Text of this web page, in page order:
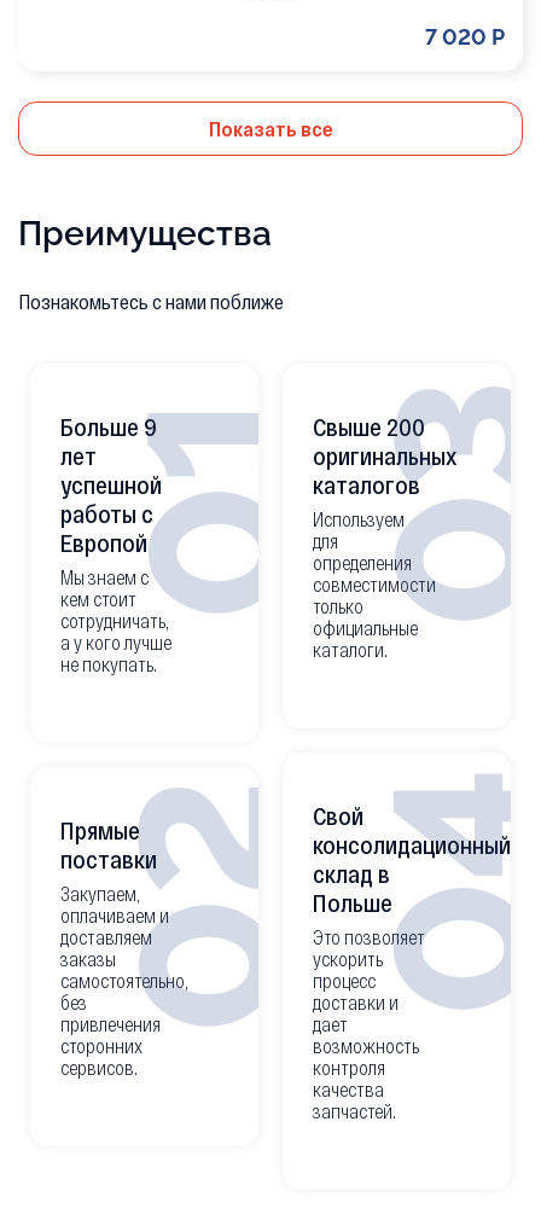
7 020 Р
Показать все
Преимущества
Познакомьтесь с нами поближе
01
Больше 9
лет
успешной
работы с
Европой
Мы знаем с
кем стоит
сотрудничать,
а у кого лучше
не покупать.
02
Прямые
поставки
Закупаем,
оплачиваем и
доставляем
заказы
самостоятельно,
без
привлечения
сторонних
сервисов.
Свыше 200
оригинальных
каталогов
Используем
для
определения
совместимости
только
официальные
каталоги.
Свой
консолидационный
склад в
Польше
Это позволяет
ускорить
процесс
доставки и
дает
возможность
контроля
качества
запчастей.